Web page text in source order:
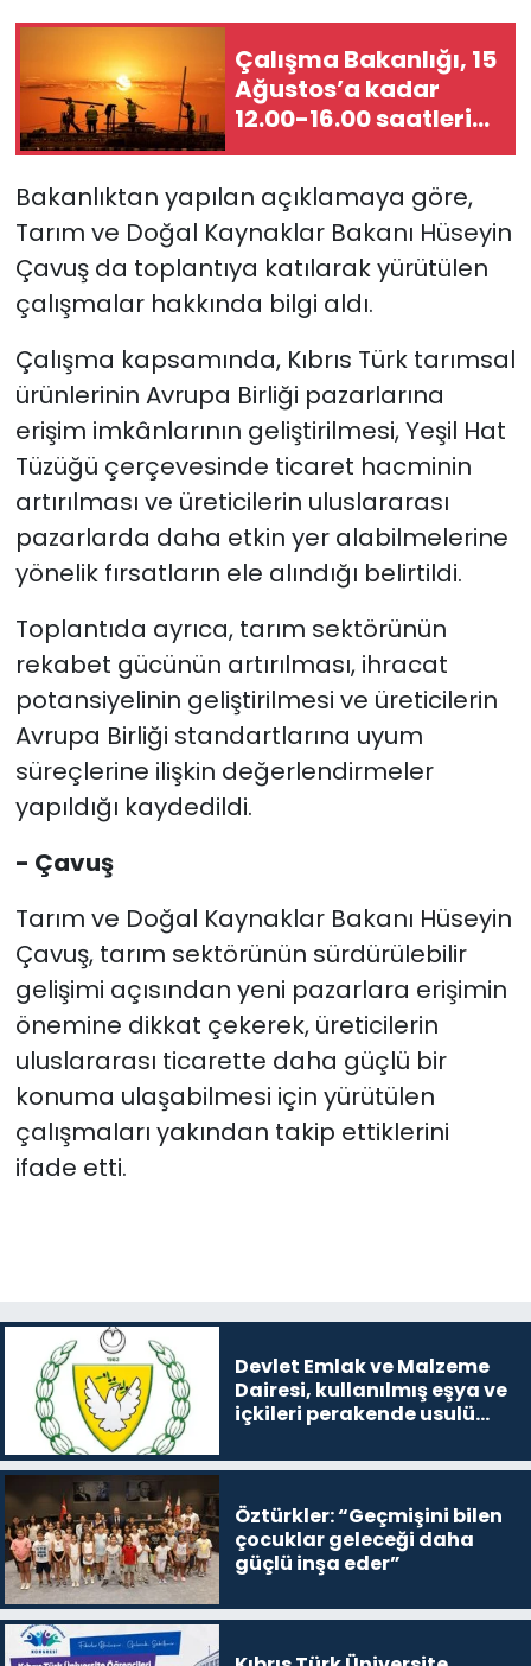
Çalışma Bakanlığı, 15
Ağustos’a kadar
12.00-16.00 saatleri
arasında güneş
yasakladı
Bakanlıktan yapılan açıklamaya göre,
Tarım ve Doğal Kaynaklar Bakanı Hüseyin
Çavuş da toplantıya katılarak yürütülen
çalışmalar hakkında bilgi aldı.
Çalışma kapsamında, Kıbrıs Türk tarımsal
ürünlerinin Avrupa Birliği pazarlarına
erişim imkânlarının geliştirilmesi, Yeşil Hat
Tüzüğü çerçevesinde ticaret hacminin
artırılması ve üreticilerin uluslararası
pazarlarda daha etkin yer alabilmelerine
yönelik fırsatların ele alındığı belirtildi.
Toplantıda ayrıca, tarım sektörünün
rekabet gücünün artırılması, ihracat
potansiyelinin geliştirilmesi ve üreticilerin
Avrupa Birliği standartlarına uyum
süreçlerine ilişkin değerlendirmeler
yapıldığı kaydedildi.
- Çavuş
Tarım ve Doğal Kaynaklar Bakanı Hüseyin
Çavuş, tarım sektörünün sürdürülebilir
gelişimi açısından yeni pazarlara erişimin
önemine dikkat çekerek, üreticilerin
uluslararası ticarette daha güçlü bir
konuma ulaşabilmesi için yürütülen
çalışmaları yakından takip ettiklerini
ifade etti.
Devlet Emlak ve Malzeme
Dairesi, kullanılmış eşya ve
içkileri perakende usulü
Öztürkler: “Geçmişini bilen
çocuklar geleceği daha
güçlü inşa eder”